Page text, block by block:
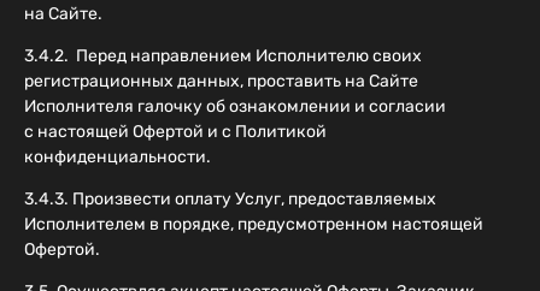
на Сайте.
3.4.2. Перед направлением Исполнителю своих
регистрационных данных, проставить на Сайте
Исполнителя галочку об ознакомлении и согласии
с настоящей Офертой и с Политикой
конфиденциальности.
3.4.3. Произвести оплату Услуг, предоставляемых
Исполнителем в порядке, предусмотренном настоящей
Офертой.